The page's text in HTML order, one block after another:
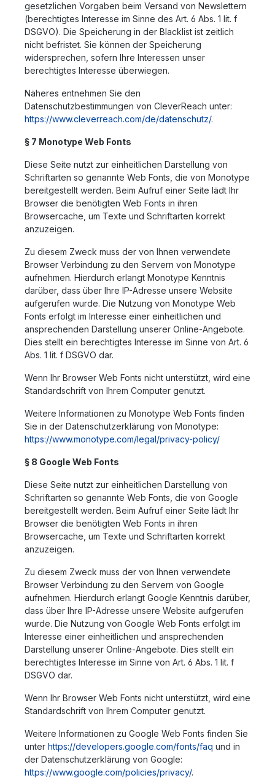
gesetzlichen Vorgaben beim Versand von Newslettern
(berechtigtes Interesse im Sinne des Art. 6 Abs. 1 lit. f
DSGVO). Die Speicherung in der Blacklist ist zeitlich
nicht befristet. Sie können der Speicherung
widersprechen, sofern Ihre Interessen unser
berechtigtes Interesse überwiegen.
Näheres entnehmen Sie den
Datenschutzbestimmungen von CleverReach unter:
https://www.cleverreach.com/de/datenschutz/.
§ 7 Monotype Web Fonts
Diese Seite nutzt zur einheitlichen Darstellung von
Schriftarten so genannte Web Fonts, die von Monotype
bereitgestellt werden. Beim Aufruf einer Seite lädt Ihr
Browser die benötigten Web Fonts in ihren
Browsercache, um Texte und Schriftarten korrekt
anzuzeigen.
Zu diesem Zweck muss der von Ihnen verwendete
Browser Verbindung zu den Servern von Monotype
aufnehmen. Hierdurch erlangt Monotype Kenntnis
darüber, dass über Ihre IP-Adresse unsere Website
aufgerufen wurde. Die Nutzung von Monotype Web
Fonts erfolgt im Interesse einer einheitlichen und
ansprechenden Darstellung unserer Online-Angebote.
Dies stellt ein berechtigtes Interesse im Sinne von Art. 6
Abs. 1 lit. f DSGVO dar.
Wenn Ihr Browser Web Fonts nicht unterstützt, wird eine
Standardschrift von Ihrem Computer genutzt.
Weitere Informationen zu Monotype Web Fonts finden
Sie in der Datenschutzerklärung von Monotype:
https://www.monotype.com/legal/privacy-policy/
§ 8 Google Web Fonts
Diese Seite nutzt zur einheitlichen Darstellung von
Schriftarten so genannte Web Fonts, die von Google
bereitgestellt werden. Beim Aufruf einer Seite lädt Ihr
Browser die benötigten Web Fonts in ihren
Browsercache, um Texte und Schriftarten korrekt
anzuzeigen.
Zu diesem Zweck muss der von Ihnen verwendete
Browser Verbindung zu den Servern von Google
aufnehmen. Hierdurch erlangt Google Kenntnis darüber,
dass über Ihre IP-Adresse unsere Website aufgerufen
wurde. Die Nutzung von Google Web Fonts erfolgt im
Interesse einer einheitlichen und ansprechenden
Darstellung unserer Online-Angebote. Dies stellt ein
berechtigtes Interesse im Sinne von Art. 6 Abs. 1 lit. f
DSGVO dar.
Wenn Ihr Browser Web Fonts nicht unterstützt, wird eine
Standardschrift von Ihrem Computer genutzt.
Weitere Informationen zu Google Web Fonts finden Sie
unter https://developers.google.com/fonts/faq und in
der Datenschutzerklärung von Google:
https://www.google.com/policies/privacy/.